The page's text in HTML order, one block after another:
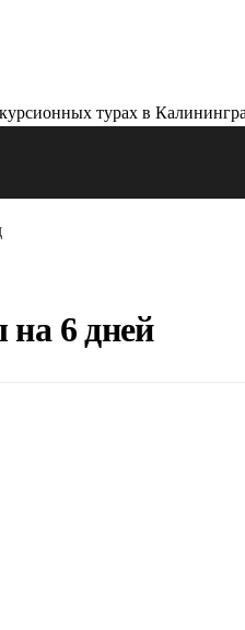
6 дней